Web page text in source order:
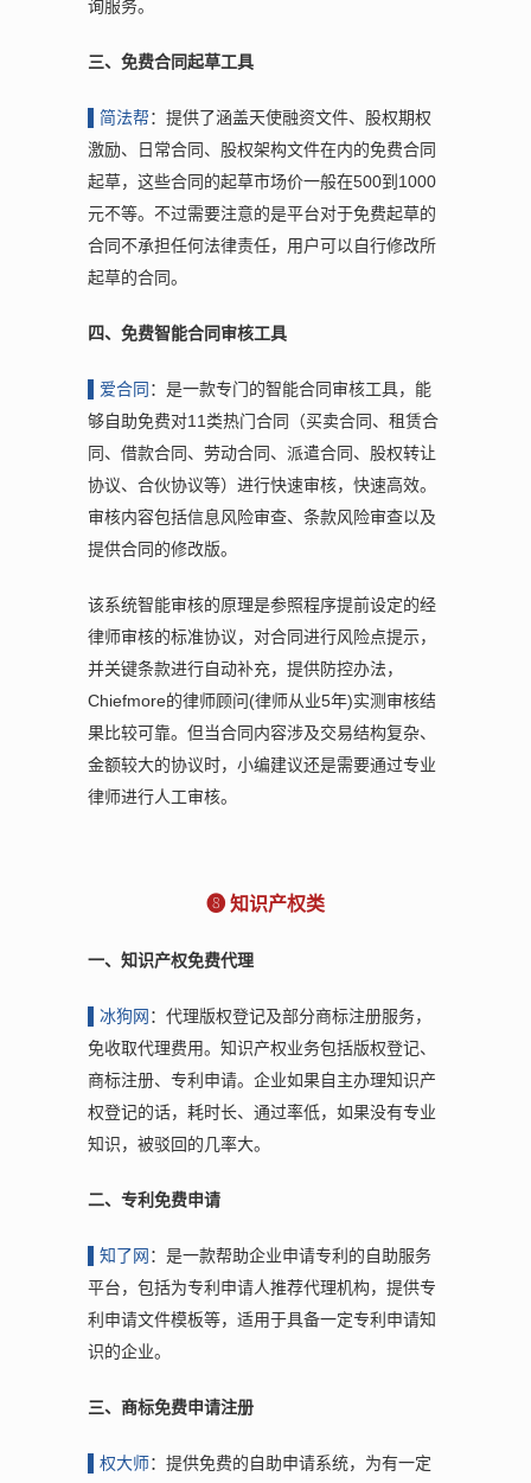
询服务。
三、免费合同起草工具
简法帮：提供了涵盖天使融资文件、股权期权
激励、日常合同、股权架构文件在内的免费合同
起草，这些合同的起草市场价一般在500到1000
元不等。不过需要注意的是平台对于免费起草的
合同不承担任何法律责任，用户可以自行修改所
起草的合同。
四、免费智能合同审核工具
爱合同：是一款专门的智能合同审核工具，能
够自助免费对11类热门合同（买卖合同、租赁合
同、借款合同、劳动合同、派遣合同、股权转让
协议、合伙协议等）进行快速审核，快速高效。
审核内容包括信息风险审查、条款风险审查以及
提供合同的修改版。
该系统智能审核的原理是参照程序提前设定的经
律师审核的标准协议，对合同进行风险点提示，
并关键条款进行自动补充，提供防控办法，
Chiefmore的律师顾问(律师从业5年)实测审核结
果比较可靠。但当合同内容涉及交易结构复杂、
金额较大的协议时，小编建议还是需要通过专业
律师进行人工审核。
❽ 知识产权类
一、知识产权免费代理
冰狗网：代理版权登记及部分商标注册服务，
免收取代理费用。知识产权业务包括版权登记、
商标注册、专利申请。企业如果自主办理知识产
权登记的话，耗时长、通过率低，如果没有专业
知识，被驳回的几率大。
二、专利免费申请
知了网：是一款帮助企业申请专利的自助服务
平台，包括为专利申请人推荐代理机构，提供专
利申请文件模板等，适用于具备一定专利申请知
识的企业。
三、商标免费申请注册
权大师：提供免费的自助申请系统，为有一定